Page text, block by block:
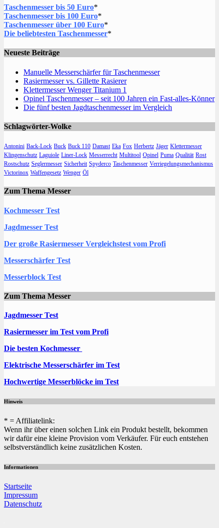
Taschenmesser bis 50 Euro*
Taschenmesser bis 100 Euro*
Taschenmesser über 100 Euro*
Die beliebtesten Taschenmesser*
Neueste Beiträge
Manuelle Messerschärfer für Taschenmesser
Rasiermesser vs. Gillette Rasierer
Klettermesser Wenger Titanium 1
Opinel Taschenmesser – seit 100 Jahren ein Fast-alles-Könner
Die fünf besten Jagdtaschenmesser im Vergleich
Schlagwörter-Wolke
Antonini Back-Lock Buck Buck 110 Damast Eka Fox Herbertz Jäger Klettermesser
Klingenschutz Laguiole Liner-Lock Messerrecht Multitool Opinel Puma Qualität Rost
Rostschutz Seglermesser Sicherheit Spyderco Taschenmesser Verriegelungsmechanismus
Victorinox Waffengesetz Wenger Öl
Zum Thema Messer
Kochmesser Test
Jagdmesser Test
Der große Rasiermesser Vergleichstest vom Profi
Messerschärfer Test
Messerblock Test
Zum Thema Messer
Jagdmesser Test
Rasiermesser im Test vom Profi
Die besten Kochmesser
Elektrische Messerschärfer im Test
Hochwertige Messerblöcke im Test
Hinweis
* = Affiliatelink:
Wenn ihr über einen solchen Link ein Produkt bestellt, bekommen
wir dafür eine kleine Provision vom Verkäufer. Für euch entstehen
selbstverständlich keine zusätzlichen Kosten.
Informationen
Startseite
Impressum
Datenschutz